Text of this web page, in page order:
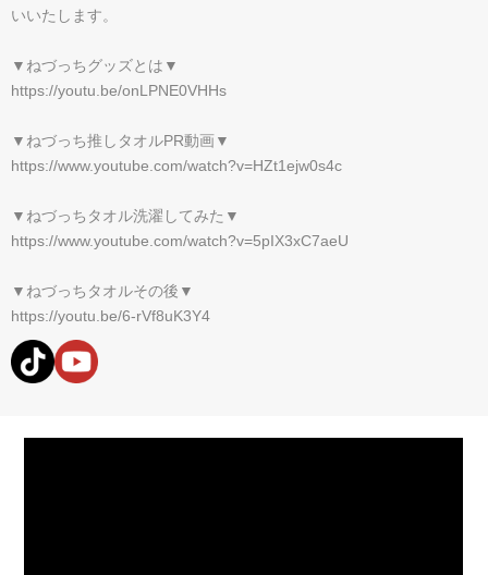
いいたします。
▼ねづっちグッズとは▼
https://youtu.be/onLPNE0VHHs
▼ねづっち推しタオルPR動画▼
https://www.youtube.com/watch?v=HZt1ejw0s4c
▼ねづっちタオル洗濯してみた▼
https://www.youtube.com/watch?v=5pIX3xC7aeU
▼ねづっちタオルその後▼
https://youtu.be/6-rVf8uK3Y4